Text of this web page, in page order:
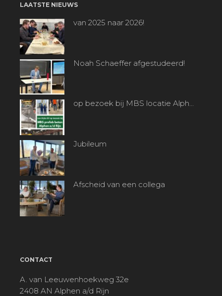
LAATSTE NIEUWS
van 2025 naar 2026!
Noah Schaeffer afgestudeerd!
op bezoek bij MBS locatie Alphen a/d Rijn
Jubileum
Afscheid van een collega
CONTACT
A. van Leeuwenhoekweg 32e
2408 AN Alphen a/d Rijn